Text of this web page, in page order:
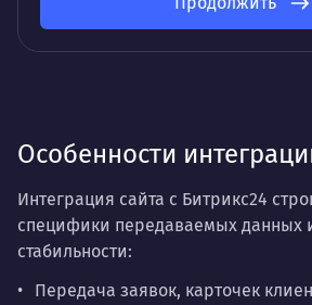
Особенности
Интеграция сайта с Битрикс24
специфики передаваемых данных
стабильности:
Передача заявок, карточек